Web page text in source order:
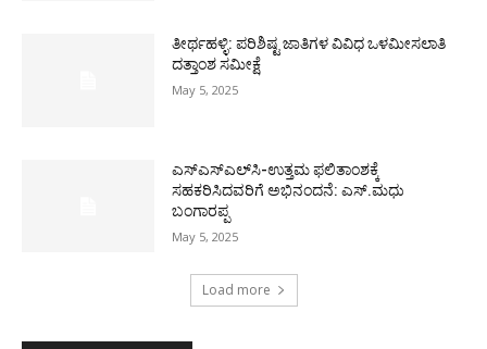
ತೀರ್ಥಹಳ್ಳಿ: ಪರಿಶಿಷ್ಟ ಜಾತಿಗಳ ವಿವಿಧ ಒಳಮೀಸಲಾತಿ
ದತ್ತಾಂಶ ಸಮೀಕ್ಷೆ
May 5, 2025
ಎಸ್‌ಎಸ್‌ಎಲ್‌ಸಿ-ಉತ್ತಮ ಫಲಿತಾಂಶಕ್ಕೆ
ಸಹಕರಿಸಿದವರಿಗೆ ಅಭಿನಂದನೆ: ಎಸ್.ಮಧು
ಬಂಗಾರಪ್ಪ
May 5, 2025
Load more